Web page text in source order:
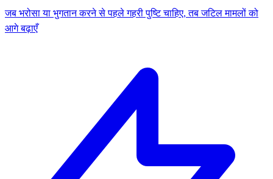
जब भरोसा या भुगतान करने से पहले गहरी पुष्टि चाहिए, तब जटिल मामलों को
आगे बढ़ाएँ